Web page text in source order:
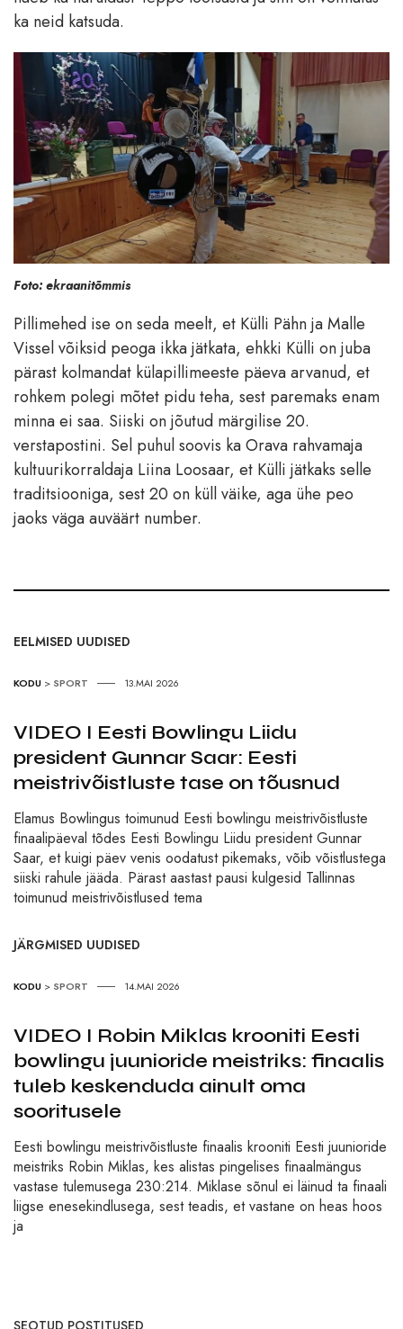
ka neid katsuda.
Foto: ekraanitõmmis
Pillimehed ise on seda meelt, et Külli Pähn ja Malle
Vissel võiksid peoga ikka jätkata, ehkki Külli on juba
pärast kolmandat külapillimeeste päeva arvanud, et
rohkem polegi mõtet pidu teha, sest paremaks enam
minna ei saa. Siiski on jõutud märgilise 20.
verstapostini. Sel puhul soovis ka Orava rahvamaja
kultuurikorraldaja Liina Loosaar, et Külli jätkaks selle
traditsiooniga, sest 20 on küll väike, aga ühe peo
jaoks väga auväärt number.
EELMISED UUDISED
KODU > SPORT 13.MAI 2026
VIDEO I Eesti Bowlingu Liidu
president Gunnar Saar: Eesti
meistrivõistluste tase on tõusnud
Elamus Bowlingus toimunud Eesti bowlingu meistrivõistluste
finaalipäeval tõdes Eesti Bowlingu Liidu president Gunnar
Saar, et kuigi päev venis oodatust pikemaks, võib võistlustega
siiski rahule jääda. Pärast aastast pausi kulgesid Tallinnas
toimunud meistrivõistlused tema
JÄRGMISED UUDISED
KODU > SPORT 14.MAI 2026
VIDEO I Robin Miklas krooniti Eesti
bowlingu juunioride meistriks: finaalis
tuleb keskenduda ainult oma
sooritusele
Eesti bowlingu meistrivõistluste finaalis krooniti Eesti juunioride
meistriks Robin Miklas, kes alistas pingelises finaalmängus
vastase tulemusega 230:214. Miklase sõnul ei läinud ta finaali
liigse enesekindlusega, sest teadis, et vastane on heas hoos
ja